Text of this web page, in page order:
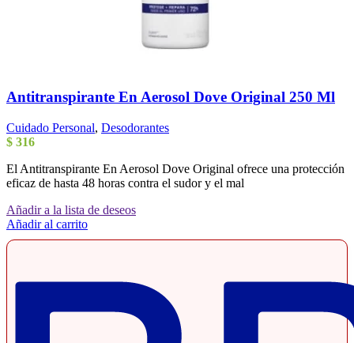
Antitranspirante En Aerosol Dove Original 250 Ml
Cuidado Personal, Desodorantes
$ 316
El Antitranspirante En Aerosol Dove Original ofrece una protección
eficaz de hasta 48 horas contra el sudor y el mal
Añadir a la lista de deseos
Añadir al carrito